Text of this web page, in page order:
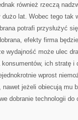
również rzeczą
dużo lat. Wobec tego tak
potrafi przysłużyć
efekty firma
wydajność może ulec
ich stratę i
wprost
jeżeli obiecują mu
dobranie technologii do